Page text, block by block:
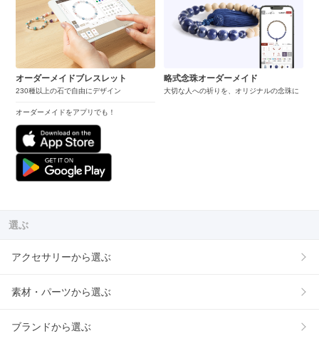
オーダーメイドブレスレット
230種以上の石で自由にデザイン
オーダーメイドをアプリでも！
略式念珠オーダーメイド
大切な人への祈りを、オリジナルの念珠に
選ぶ
アクセサリーから選ぶ
素材・パーツから選ぶ
ブランドから選ぶ